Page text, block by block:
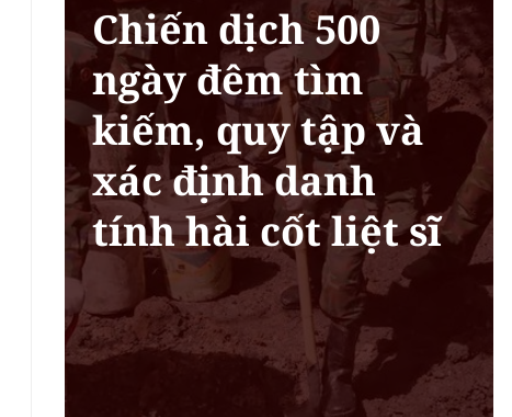
Chiến dịch 500
ngày đêm tìm
kiếm, quy tập và
xác định danh
tính hài cốt liệt sĩ